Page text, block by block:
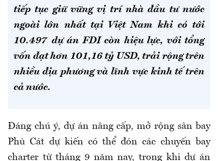
tiếp tục giữ vững vị trí nhà đầu tư nước
ngoài lớn nhất tại Việt Nam khi có tới
10.497 dự án FDI còn hiệu lực, với tổng
vốn đạt hơn 101,16 tỷ USD, trải rộng trên
nhiều địa phương và lĩnh vực kinh tế trên
cả nước.
Đáng chú ý, dự án nâng cấp, mở rộng sân bay
Phù Cát dự kiến có thể đón các chuyến bay
charter từ tháng 9 năm nay, trong khi dự án